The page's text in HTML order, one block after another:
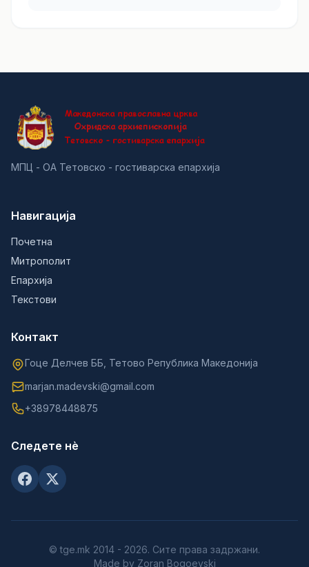
МПЦ - ОА Тетовско - гостиварска епархија
Навигација
Почетна
Митрополит
Епархија
Текстови
Контакт
Гоце Делчев ББ, Тетово Република Македонија
marjan.madevski@gmail.com
+38978448875
Следете нè
© tge.mk 2014 - 2026. Сите права задржани.
Made by Zoran Bogoevski